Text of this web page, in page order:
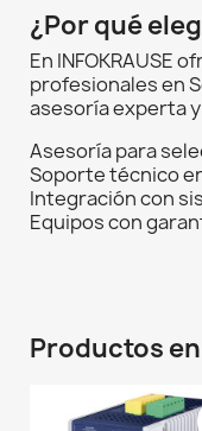
¿Por qué
En INFOKRAUSE
profesionales en
asesoría experta
Asesoría para
Soporte técnico
Integración con
Equipos con
Productos